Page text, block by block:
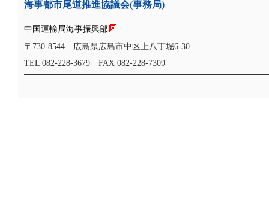
海事都市尾道推進協議会(事務局)
中国運輸局海事振興部
〒730-8544 広島県広島市中区上八丁堀6-30
TEL 082-228-3679 FAX 082-228-7309